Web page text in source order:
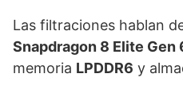
Las filtraciones hablan
Snapdragon 8 Elite Gen
memoria LPDDR6 y